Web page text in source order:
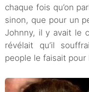
chaque fois qu’on
sinon, que pour un
Johnny, il y avait le
révélait qu’il
people le faisait pour